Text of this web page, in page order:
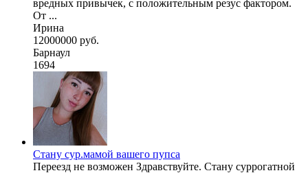
вредных привычек, с положительным резус фактором.
От ...
Ирина
12000000 руб.
Барнаул
1694
Стану сур.мамой вашего пупса
Переезд не возможен Здравствуйте. Стану суррогатной